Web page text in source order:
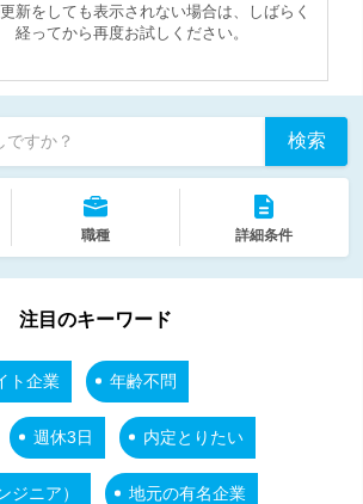
新をしても表示されない場合は、しばらく
経ってから再度お試しください。
ですか？ 検索
職種 詳細条件
注目のキーワード
ト企業 年齢不問
週休3日 内定とりたい
ジニア） 地元の有名企業